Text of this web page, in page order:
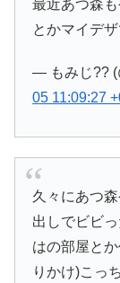
最近あつ森
とかマイデ
— もみじ??
05 11:09:27
久々にあつ
出しでビビ
はの部屋と
りかけ)こっ